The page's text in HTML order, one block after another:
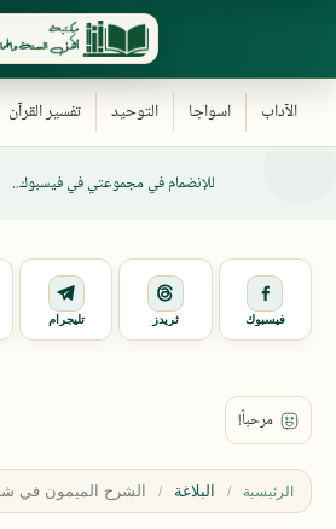
للإنضمام في مجموعتي في فيسبوك..
فيسبوك ثريدز تليجرام
الرئيسية البلاغة